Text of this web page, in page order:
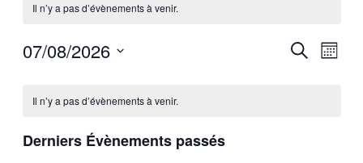
Il n’y a pas d’évènements à venir.
Recherche
Mois
07/08/2026
date.
de
Évènements
Il n’y a pas d’évènements à venir.
Derniers Évènements passés